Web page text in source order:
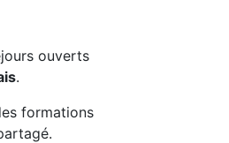
ouverts
.
formations